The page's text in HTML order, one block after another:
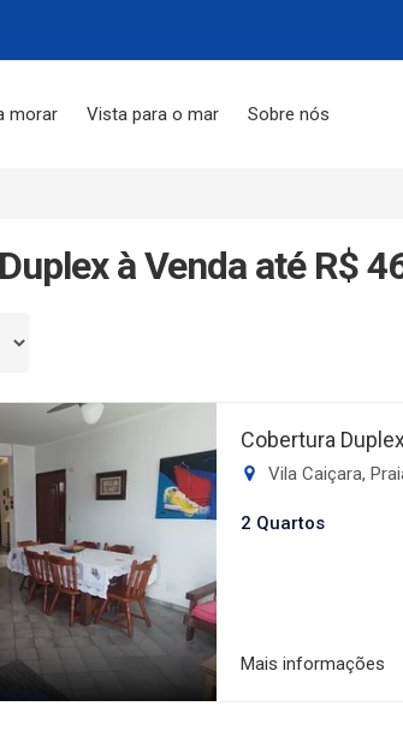
morar Vista para o mar Sobre nós
à Venda até R$
Cobertura
Vila Caiçara,
2 Quartos
Mais informações